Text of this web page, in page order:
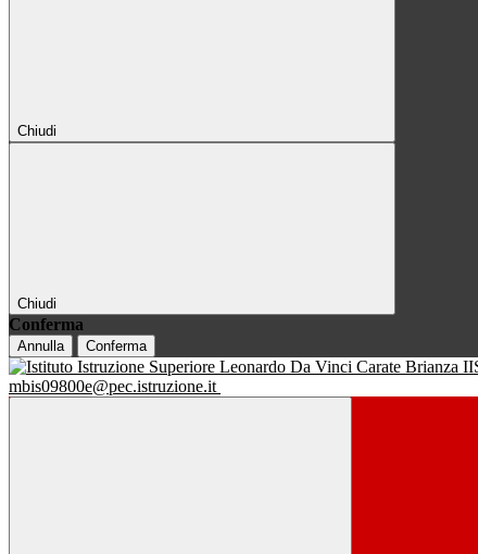
Chiudi
Chiudi
Conferma
Annulla Conferma
mbis09800e@pec.istruzione.it